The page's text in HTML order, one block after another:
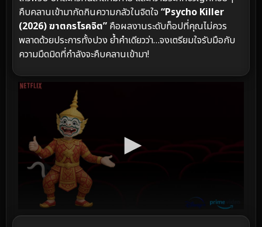
คืบคลานเข้ามากัดกินความกลัวในจิตใจ “Psycho Killer
(2026) ฆาตกรโรคจิต” คือผลงานระดับท็อปที่คุณไม่ควร
พลาดด้วยประการทั้งปวง ย้ำคำเดียวว่า…จงเตรียมใจรับมือกับ
ความมืดมิดที่กำลังจะคืบคลานเข้ามา!